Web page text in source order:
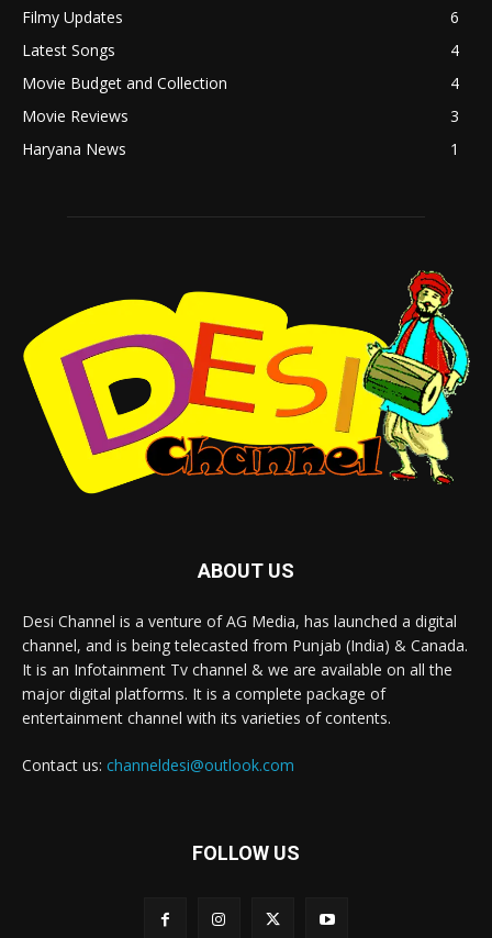
Filmy Updates
6
Latest Songs
4
Movie Budget and Collection
4
Movie Reviews
3
Haryana News
1
ABOUT US
Desi Channel is a venture of AG Media, has launched a digital
channel, and is being telecasted from Punjab (India) & Canada.
It is an Infotainment Tv channel & we are available on all the
major digital platforms. It is a complete package of
entertainment channel with its varieties of contents.
Contact us: channeldesi@outlook.com
FOLLOW US